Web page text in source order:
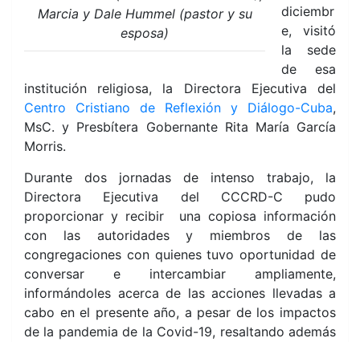
Marcia y Dale Hummel (pastor y su
esposa)
diciembr
e, visitó
la sede
de esa
institución religiosa, la Directora Ejecutiva del
Centro Cristiano de Reflexión y Diálogo-Cuba,
MsC. y Presbítera Gobernante Rita María García
Morris.
Durante dos jornadas de intenso trabajo, la
Directora Ejecutiva del CCCRD-C pudo
proporcionar y recibir una copiosa información
con las autoridades y miembros de las
congregaciones con quienes tuvo oportunidad de
conversar e intercambiar ampliamente,
informándoles acerca de las acciones llevadas a
cabo en el presente año, a pesar de los impactos
de la pandemia de la Covid-19, resaltando además